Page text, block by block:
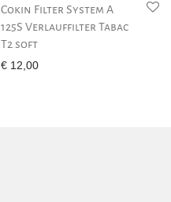
Cokin Filter System A
125S Verlauffilter Tabac
T2 soft
€ 12,00